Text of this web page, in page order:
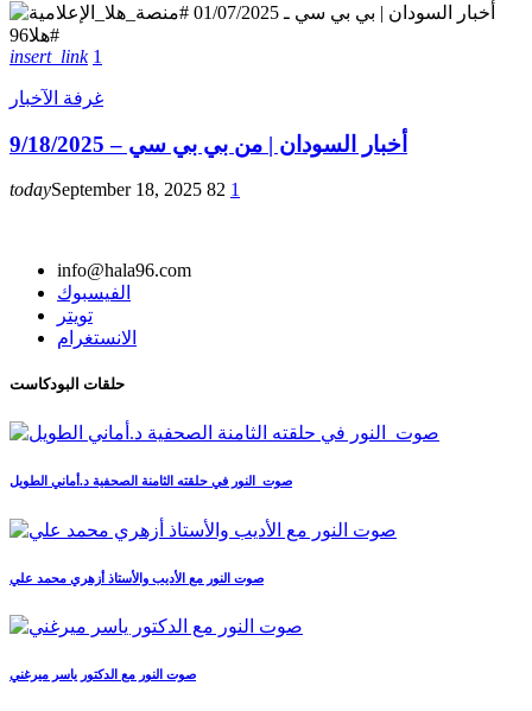
insert_link 1
غرفة الآخبار
أخبار السودان | من بي بي سي – 9/18/2025
todaySeptember 18, 2025 82 1
info@hala96.com
الفيسبوك
تويتر
الانستغرام
حلقات البودكاست
صوت_النور في حلقته الثامنة الصحفية د.أماني الطويل
صوت النور مع الأديب والأستاذ أزهري محمد علي
صوت النور مع الدكتور ياسر ميرغني